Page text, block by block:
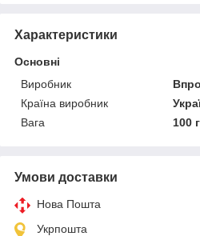
Характеристики
Основні
Виробник
Країна виробник
Вага
100 г
Умови доставки
Нова Пошта
Укрпошта